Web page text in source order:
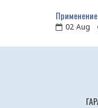
02 Aug